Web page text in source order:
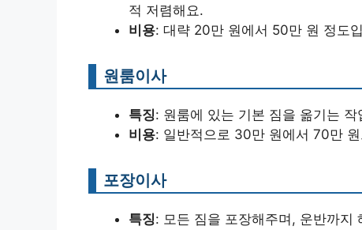
적 저렴해요.
비용: 대략 20만 원에서 50만 원 정도
원룸이사
특징: 원룸에 있는 기본 짐을 옮기는
비용: 일반적으로 30만 원에서 70만
포장이사
특징: 모든 짐을 포장해주며, 운반까지